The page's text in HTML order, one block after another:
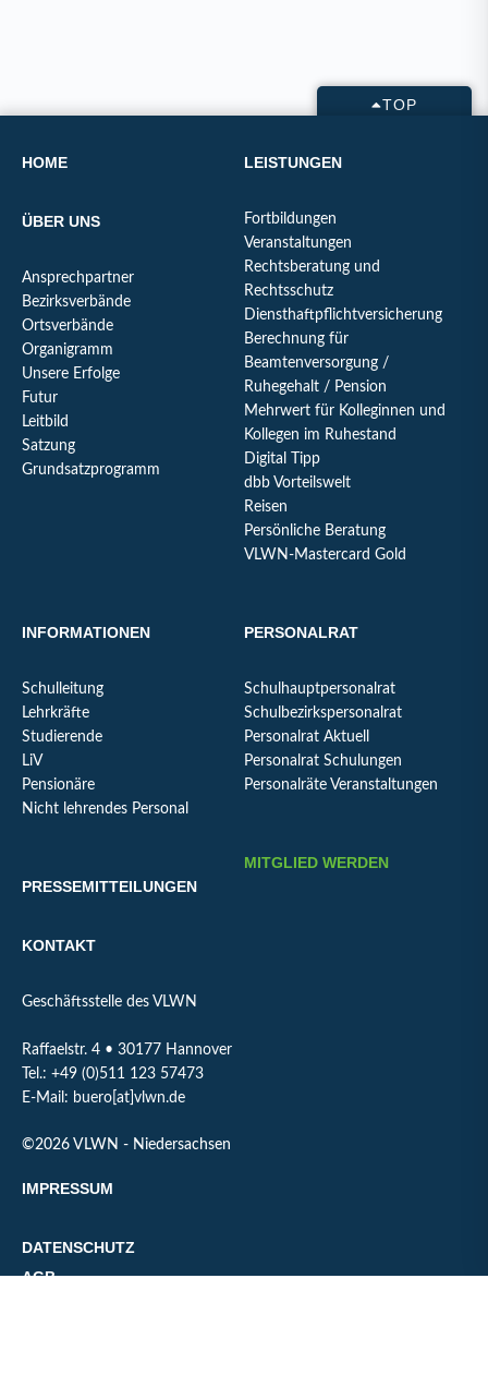
TOP
HOME
ÜBER UNS
Ansprechpartner
Bezirksverbände
Ortsverbände
Organigramm
Unsere Erfolge
Futur
Leitbild
Satzung
Grundsatzprogramm
LEISTUNGEN
Fortbildungen
Veranstaltungen
Rechtsberatung und
Rechtsschutz
Diensthaftpflichtversicherung
Berechnung für
Beamtenversorgung /
Ruhegehalt / Pension
Mehrwert für Kolleginnen und
Kollegen im Ruhestand
Digital Tipp
dbb Vorteilswelt
Reisen
Persönliche Beratung
VLWN-Mastercard Gold
INFORMATIONEN
Schulleitung
Lehrkräfte
Studierende
LiV
Pensionäre
Nicht lehrendes Personal
PRESSEMITTEILUNGEN
PERSONALRAT
Schulhauptpersonalrat
Schulbezirkspersonalrat
Personalrat Aktuell
Personalrat Schulungen
Personalräte Veranstaltungen
MITGLIED WERDEN
KONTAKT
Geschäftsstelle des VLWN
Raffaelstr. 4 • 30177 Hannover
Tel.: +49 (0)511 123 57473
E-Mail: buero[at]vlwn.de
©2026 VLWN - Niedersachsen
IMPRESSUM
DATENSCHUTZ
AGB